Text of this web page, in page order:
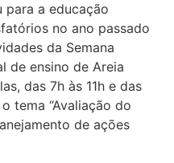
a educação
no ano passado
da Semana
de ensino de Areia
das 7h às 11h e das
tema “Avaliação do
de ações